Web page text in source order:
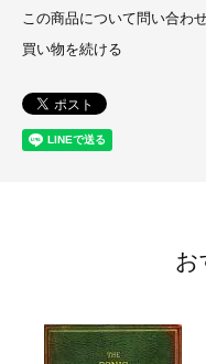
この商品について問い合わ
買い物を続ける
お